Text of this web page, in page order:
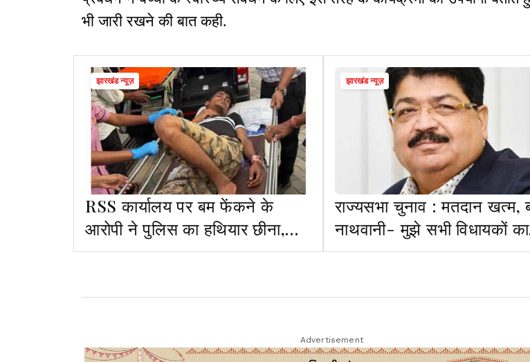
भी जारी रखने की बात कही.
झारखंड न्यूज़
RSS कार्यालय पर बम फेंकने के
आरोपी ने पुलिस का हथियार छीना,
मुठभेड़, एक घायल
झारखंड न्यूज़
राज्यसभा चुनाव : मतदान खत्म,
नाथवानी- मुझे सभी विधायकों का
समर्थन प्राप्त
Advertisement